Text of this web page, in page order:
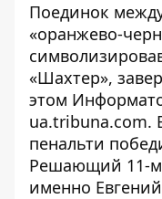
Поединок
«оранжево-
«Шахтер»,
этом
ua.tribuna.com.
пенальти
Решающий 11-
именно